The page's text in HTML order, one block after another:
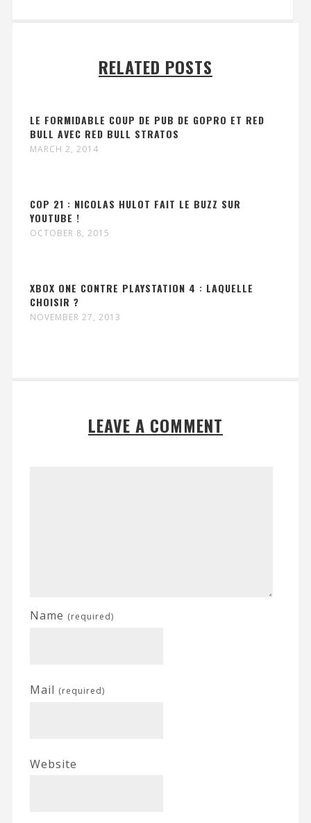
RELATED POSTS
LE FORMIDABLE COUP DE PUB DE GOPRO ET RED
BULL AVEC RED BULL STRATOS
MARCH 2, 2014
COP 21 : NICOLAS HULOT FAIT LE BUZZ SUR
YOUTUBE !
OCTOBER 8, 2015
XBOX ONE CONTRE PLAYSTATION 4 : LAQUELLE
CHOISIR ?
NOVEMBER 27, 2013
LEAVE A COMMENT
Name (required)
Mail (required)
Website